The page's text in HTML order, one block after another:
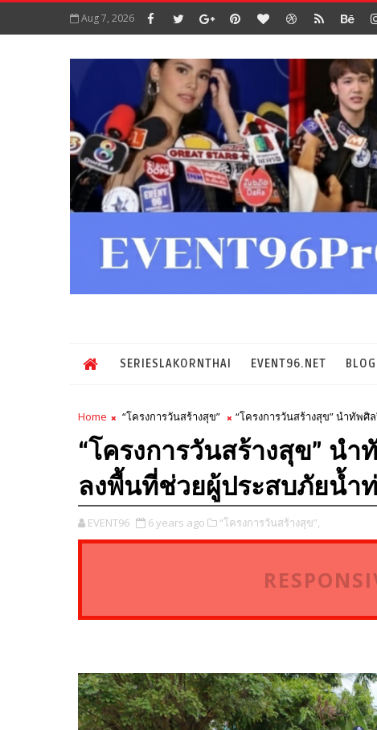
Aug 7, 2026
SERIESLAKORNTHAI EVENT96.NET BLOG
Home “โครงการวันสร้างสุข” “โครงการวันสร้างสุข” นำทัพ
“โครงการวันสร้างสุข” น
ลงพื้นที่ช่วยผู้ประสบภัยน้ำ
EVENT96 6 years ago “โครงการวันสร้างสุข”,